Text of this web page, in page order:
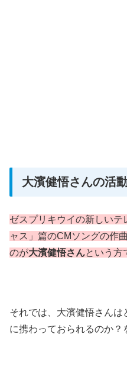
大濱健悟さんの活
ゼスプリキウイの新しい
ャス」篇のCMソングの作
のが大濱健悟さんという方
それでは、大濱健悟さんは
に携わっておられるのか？